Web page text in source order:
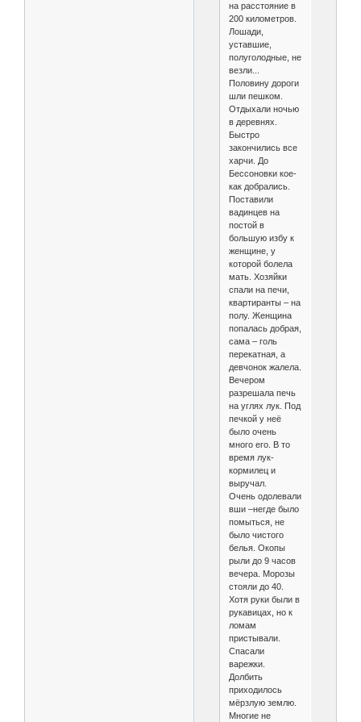
на расстояние в
200 километров.
Лошади,
уставшие,
полуголодные, не
везли...
Половину дороги
шли пешком.
Отдыхали ночью
в деревнях.
Быстро
закончились все
харчи. До
Бессоновки кое-
как добрались.
Поставили
вадинцев на
постой в
большую избу к
женщине, у
которой болела
мать. Хозяйки
спали на печи,
квартиранты – на
полу. Женщина
попалась добрая,
сама – голь
перекатная, а
девчонок жалела.
Вечером
разрешала печь
на углях лук. Под
печкой у неё
было очень
много его. В то
время лук-
кормилец и
выручал.
Очень одолевали
вши –негде было
помыться, не
было чистого
белья. Окопы
рыли до 9 часов
вечера. Морозы
стояли до 40.
Хотя руки были в
рукавицах, но к
ломам
пристывали.
Спасали
варежки.
Долбить
приходилось
мёрзлую землю.
Многие не